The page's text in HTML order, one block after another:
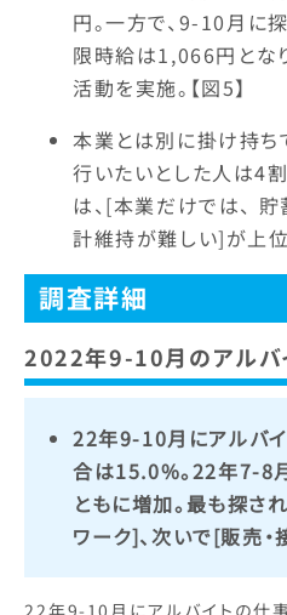
円。一方で、9-10月に
限時給は1,066円とな
活動を実施。【図5】
本業とは別に掛け持ち
行いたいとした人は4
は、[本業だけでは、
計維持が難しい]が上
調査詳細
2022年9-10月のアルバ
22年9-10月にアルバ
合は15.0%。22年7-8
ともに増加。最も探さ
ワーク]、次いで[販売・
22年9-10月にアルバイトの仕